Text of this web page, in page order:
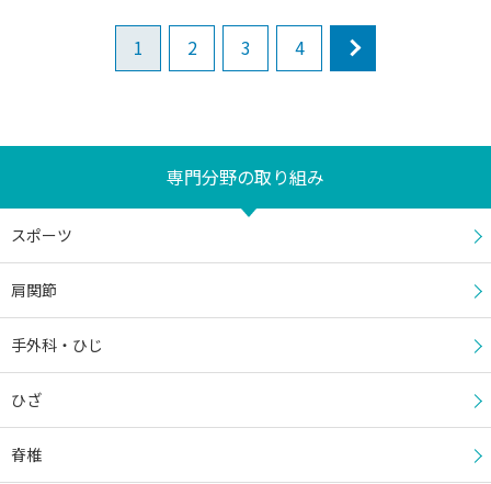
1 2 3 4
専門分野の取り組み
スポーツ
肩関節
手外科・ひじ
ひざ
脊椎